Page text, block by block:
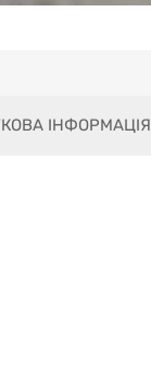
ІНФОРМАЦІЯ